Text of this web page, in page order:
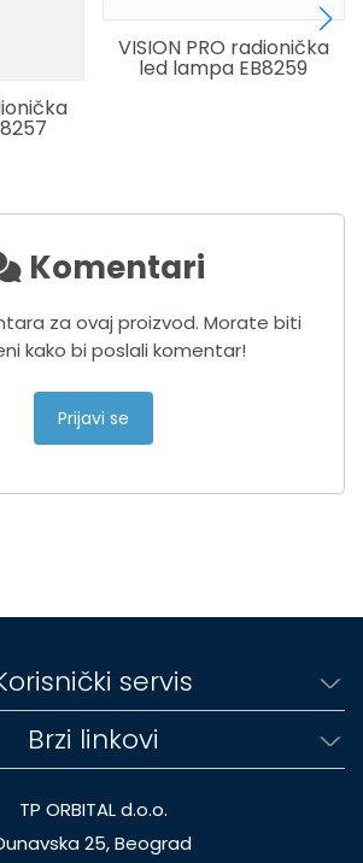
VISION PRO radionička
led lampa EB8259
Komentari
za ovaj proizvod. Morate biti
kako bi poslali komentar!
Prijavi se
servis
Brzi linkovi
TP ORBITAL d.o.o.
25, Beograd